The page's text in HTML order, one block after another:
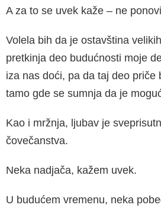
A za to se uvek kaže – ne
Volela bih da je ostavština
pretkinja deo budućnosti moje
iza nas doći, pa da taj deo priče
tamo gde se sumnja da je
Kao i mržnja, ljubav je
čovečanstva.
Neka nadjača, kažem uvek.
U budućem vremenu, neka